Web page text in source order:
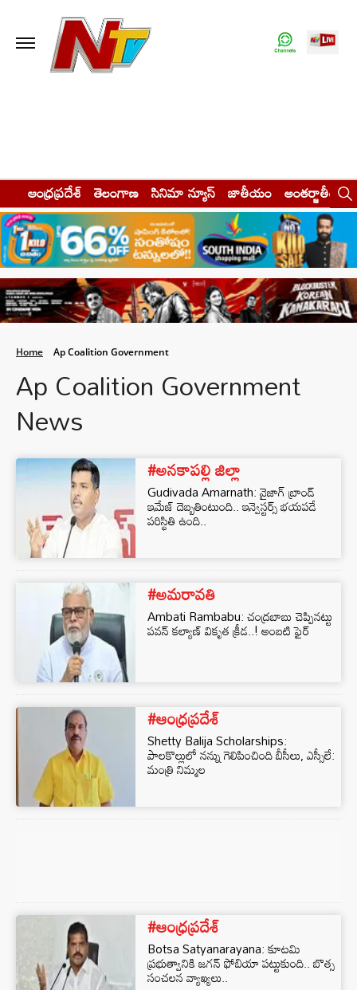
ఆంధ్రప్రదేశ్ తెలంగాణ సినిమా న్యూస్ జాతీయం అంతర్జాతీయం
Home Ap Coalition Government
Ap Coalition Government
News
#అనకాపల్లి జిల్లా
Gudivada Amarnath: వైజాగ్ బ్రాండ్
ఇమేజ్ దెబ్బతింటుంది.. ఇన్వెస్టర్స్ భయపడే
పరిస్థితి ఉంది..
#అమరావతి
Ambati Rambabu: చంద్రబాబు చెప్పినట్టు
పవన్‌ కల్యాణ్‌ వికృత క్రీడ..! అంబటి ఫైర్‌
#ఆంధ్రప్రదేశ్
Shetty Balija Scholarships:
పాలకొల్లులో నన్ను గెలిపించింది బీసీలు, ఎస్సీలే:
మంత్రి నిమ్మల
#ఆంధ్రప్రదేశ్
Botsa Satyanarayana: కూటమి
ప్రభుత్వానికి జగన్ ఫోబియా పట్టుకుంది.. బొత్స
సంచలన వ్యాఖ్యలు..